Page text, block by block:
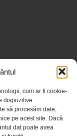
cum ar fi cookie-
dispozitive.
să procesăm date,
pe acest site. Dacă
dat poate avea